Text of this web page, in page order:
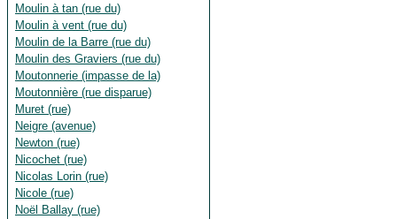
Moulin à tan (rue du)
Moulin à vent (rue du)
Moulin de la Barre (rue du)
Moulin des Graviers (rue du)
Moutonnerie (impasse de la)
Moutonnière (rue disparue)
Muret (rue)
Neigre (avenue)
Newton (rue)
Nicochet (rue)
Nicolas Lorin (rue)
Nicole (rue)
Noël Ballay (rue)